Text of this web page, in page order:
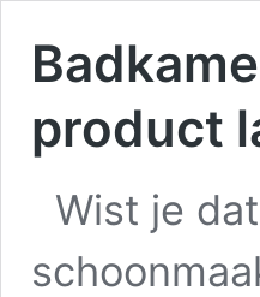
product
Wist je